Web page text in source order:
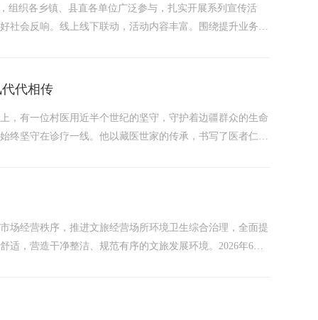
组织各乡镇、县直各单位广泛参与，扎实开展系列宣传活
社会反响。线上线下联动，活动内容丰富。围绕提升业务素
代相传
，有一位村医用近半个世纪的坚守，守护着边疆群众的生命
终坚守在诊疗一线。他以藏医世家的传承，书写了医者仁心
场经营秩序，推进文旅经营场所环境卫生综合治理，全面提
，营造干净整洁、规范有序的文旅发展环境。2026年6月4